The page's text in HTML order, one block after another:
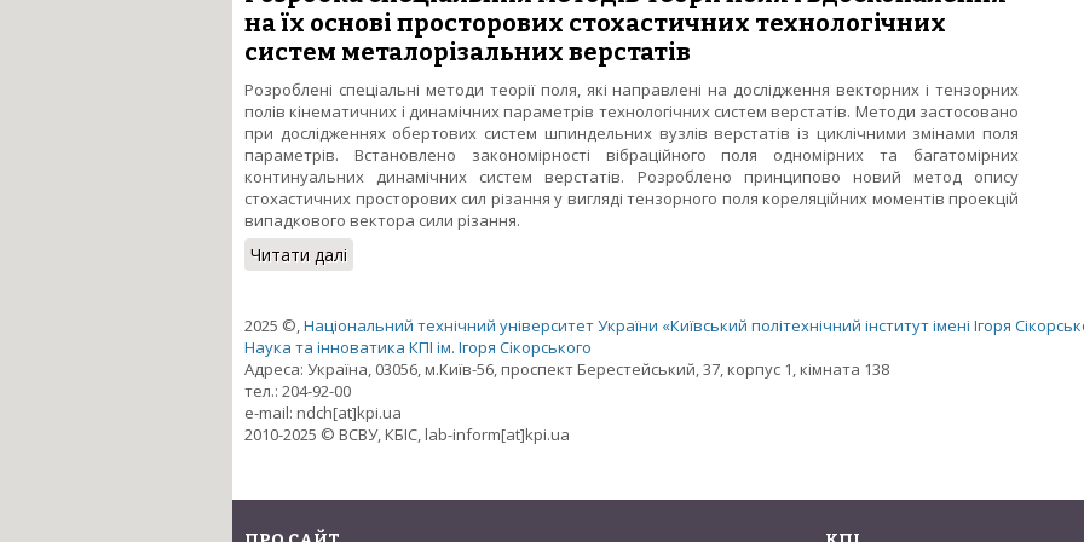
на їх основі просторових стохастичних технологічних
систем металорізальних верстатів
Розроблені спеціальні методи теорії поля, які направлені на дослідження векторних і тензорних
полів кінематичних і динамічних параметрів технологічних систем верстатів. Методи застосовано
при дослідженнях обертових систем шпиндельних вузлів верстатів із циклічними змінами поля
параметрів. Встановлено закономірності вібраційного поля одномірних та багатомірних
континуальних динамічних систем верстатів. Розроблено принципово новий метод опису
стохастичних просторових сил різання у вигляді тензорного поля кореляційних моментів проекцій
випадкового вектора сили різання.
Читати далі
металорізальних верстатів
2025 ©,Національний технічний університет України «Київський політехнічний інститут імені Ігоря
Наука та інноватика КПІ ім. Ігоря Сікорського
Адреса: Україна, 03056, м.Київ-56, проспект Берестейський, 37, корпус 1, кімната 138
тел.: 204-92-00
e-mail: ndch[at]kpi.ua
2010-2025 © ВСВУ, КБІС, lab-inform[at]kpi.ua